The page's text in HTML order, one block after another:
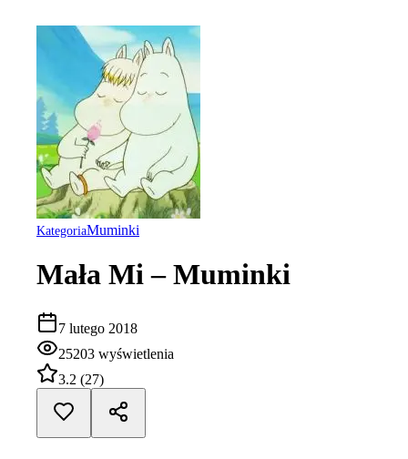
KategoriaMuminki
Mała Mi – Muminki
7 lutego 2018
25203 wyświetlenia
3.2 (27)